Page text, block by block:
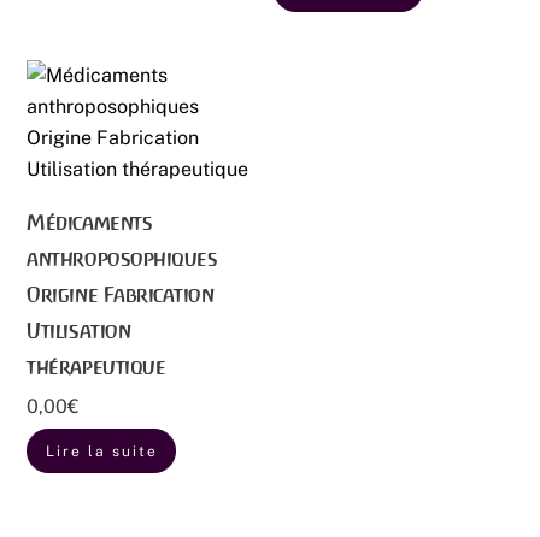
Médicaments
anthroposophiques
Origine Fabrication
Utilisation
thérapeutique
0,00€
Lire la suite